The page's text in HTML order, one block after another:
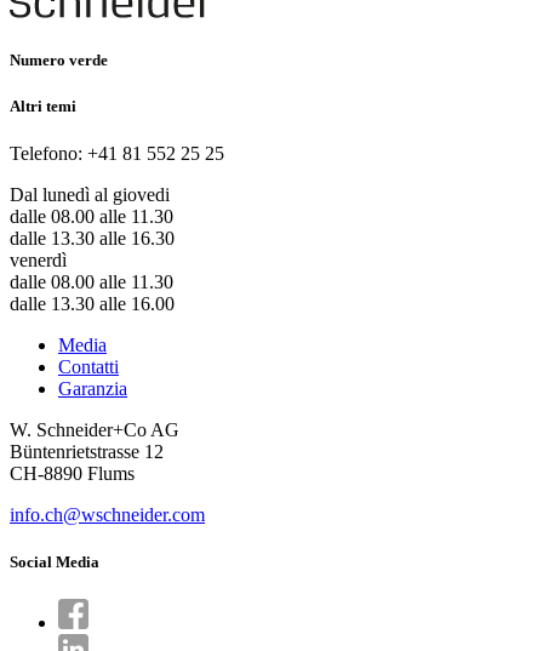
Numero verde
Altri temi
Telefono: +41 81 552 25 25
Dal lunedì al giovedi
dalle 08.00 alle 11.30
dalle 13.30 alle 16.30
venerdì
dalle 08.00 alle 11.30
dalle 13.30 alle 16.00
Media
Contatti
Garanzia
W. Schneider+Co AG
Büntenrietstrasse 12
CH-8890 Flums
info.ch@wschneider.com
Social Media